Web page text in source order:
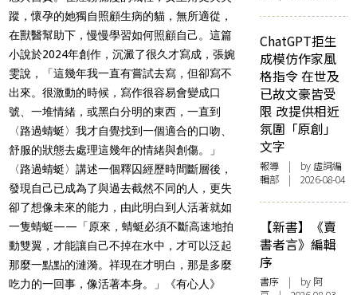
蹤，懷孕的她獨自照顧生病的貓，無所適從，
在獸醫幫助下，慢慢學習如何照顧自己。這篇
小說於2024年創作，沉澱了很久才寫成，張婉
雯說，「這幾年我一直有嘗試去寫，但卻寫不
出來。很激動的時候，寫作很容易會變成口
號、一堆情緒，或黑白分明的東西，一直到
〈路過蜻蜓〉我才自覺找到一個適合的口吻、
舒服的狀態去處理這幾年的情緒與創傷。」
〈路過蜻蜓〉講述一個釋囚經歷時間斷層後，
發現自己已成為了與過去截然不同的人，更失
卻了想像未來的能力，由此明白到人活著就如
一隻蜻蜓——「原來，蜻蜓必須不斷高速地拍
動雙翼，才能讓自己不掉在水中，才可以泛起
那麼一點點的漣漪。祥現在才明白，那是多麼
吃力的一回事，像活著本身。」《有心人》
ChatGPT拒生
成模仿作家風
格指令 在世及
已故文豪皆受
限 改提供相近
氛圍「原創」
文字
報導 | by 虛詞編
輯部 | 2026-08-04
【新書】《賣
書者言》編輯
序
書序 | by 阿